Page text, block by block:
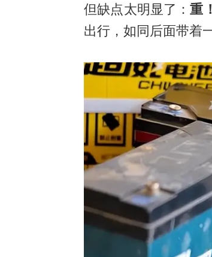
但缺点太明显了：重！
出行，如同后面带着